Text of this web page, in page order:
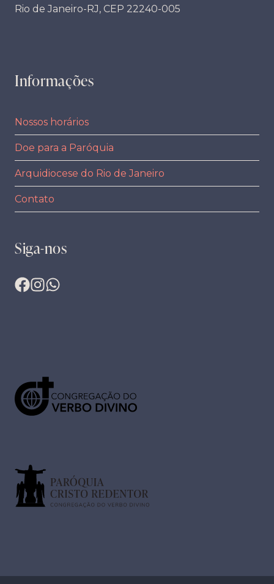
Rio de Janeiro-RJ, CEP 22240-005
Informações
Nossos horários
Doe para a Paróquia
Arquidiocese do Rio de Janeiro
Contato
Siga-nos